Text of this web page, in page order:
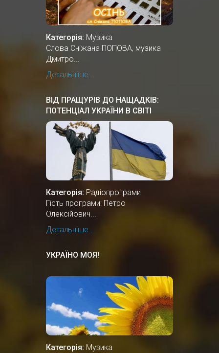
Категорія: Музика
Cлова Сніжана ПОПОВА, музика
Дмитро...
Детальніше...
ВІД ПРАЩУРІВ ДО НАЩАДКІВ:
ПОТЕНЦІАЛ УКРАЇНИ В СВІТІ
Категорія: Радіопрограми
Гість програми: Петро
Олексійович...
Детальніше...
УКРАЇНО МОЯ!
Категорія: Музика